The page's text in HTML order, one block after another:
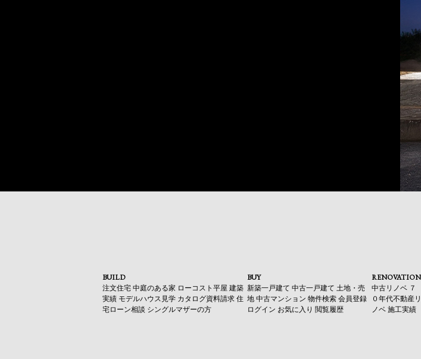
BUILD
注文住宅 中庭のある家 ローコスト平屋 建築
実績 モデルハウス見学 カタログ資料請求 住
宅ローン相談 シングルマザーの方
BUY
新築一戸建て 中古一戸建て 土地・売
地 中古マンション 物件検索 会員登録
ログイン お気に入り 閲覧履歴
RENOVATION
中古リノベ ７
０年代不動産リ
ノベ 施工実績